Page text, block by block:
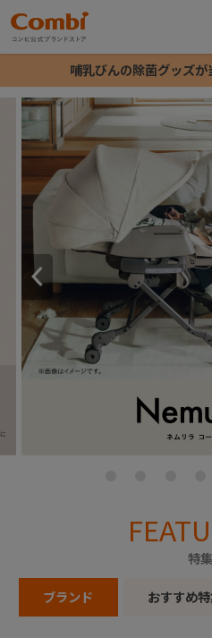
哺乳びんの除菌グッズ
特集
ブランド おすすめ
+